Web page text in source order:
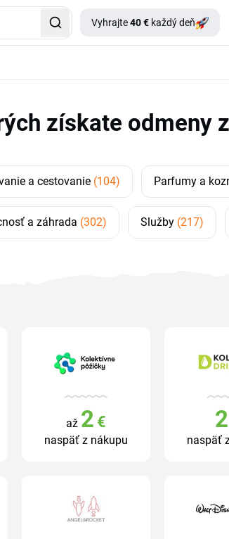
Vyhrajte40 € každý deň
získate odmeny
a cestovanie (104) Parfumy a
a záhrada (302) Služby (217)
až 2 €
naspäť z nákupu
2
naspäť